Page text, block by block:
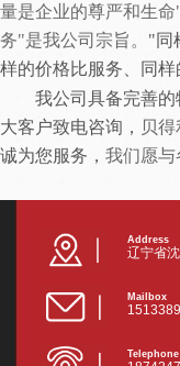
量是企业的尊严和生
务"是我公司宗旨。 "同
样的价格比服务、同
我公司具备完善的
大客户致电咨询， 贝
诚为您服务 ， 我们愿与
Address
辽宁省
Mailbox
Telephone